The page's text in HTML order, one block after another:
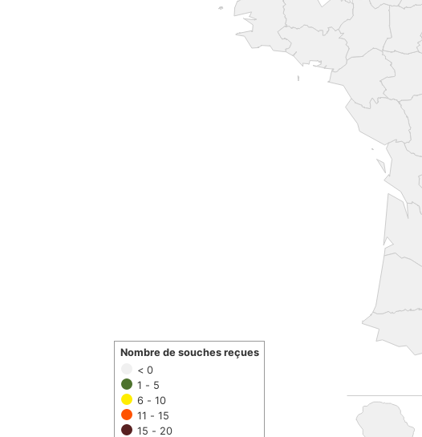
< 0
1 - 5
6 - 10
11 - 15
15 - 20
Nombre de souches reçues